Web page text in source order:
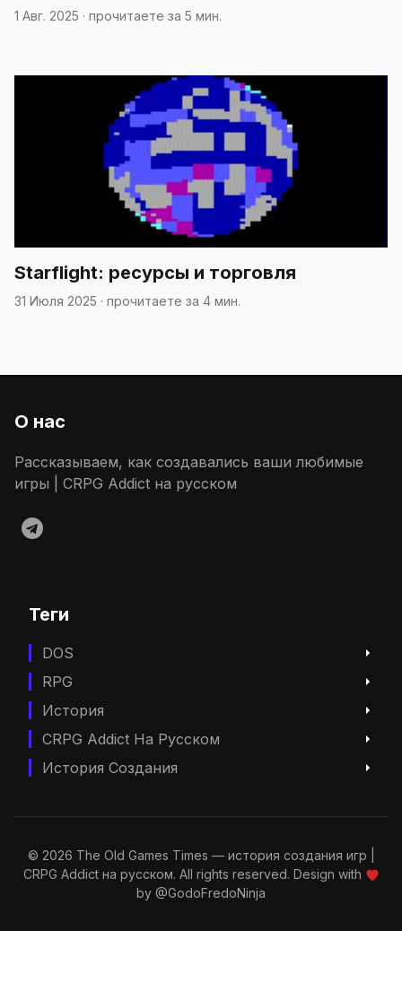
1 Авг. 2025 · прочитаете за 5 мин.
Starflight: ресурсы и торговля
31 Июля 2025 · прочитаете за 4 мин.
О нас
Рассказываем, как создавались ваши любимые
игры | CRPG Addict на русском
Теги
DOS
RPG
История
CRPG Addict На Русском
История Создания
© 2026 The Old Games Times — история создания игр |
CRPG Addict на русском. All rights reserved. Design with
by @GodoFredoNinja